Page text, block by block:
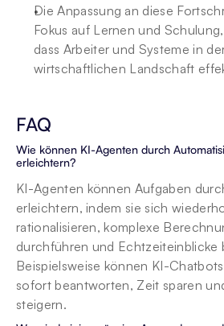
Die Anpassung an diese
Fokus auf Lernen und
dass Arbeiter und Systeme in
wirtschaftlichen Landschaft
FAQ
Wie können KI-Agenten durch
erleichtern?
KI-Agenten können Aufgaben
erleichtern, indem sie sich
rationalisieren, komplexe
durchführen und Echtzeiteinblicke
Beispielsweise können KI-
sofort beantworten, Zeit sparen
steigern.